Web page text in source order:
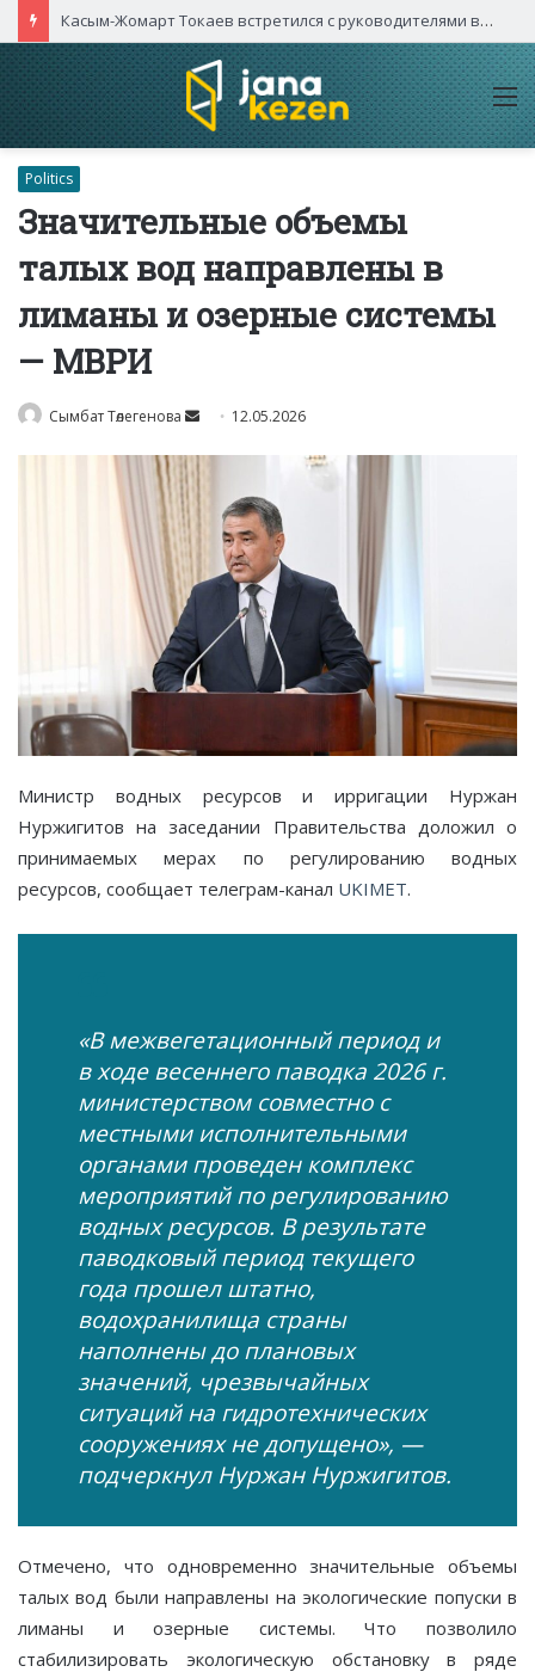
Касым-Жомарт Токаев встретился с руководителями высокотехнологичных компаний Китая
Politics
Значительные объемы
талых вод направлены в
лиманы и озерные системы
— МВРИ
Сымбат Төлегенова
Send 12.05.2026
Министр водных ресурсов и ирригации Нуржан
Нуржигитов на заседании Правительства доложил о
принимаемых мерах по регулированию водных
ресурсов, сообщает телеграм-канал UKIMET.
«В межвегетационный период и
в ходе весеннего паводка 2026 г.
министерством совместно с
местными исполнительными
органами проведен комплекс
мероприятий по регулированию
водных ресурсов. В результате
паводковый период текущего
года прошел штатно,
водохранилища страны
наполнены до плановых
значений, чрезвычайных
ситуаций на гидротехнических
сооружениях не допущено», —
подчеркнул Нуржан Нуржигитов.
Отмечено, что одновременно значительные объемы
талых вод были направлены на экологические попуски в
лиманы и озерные системы. Что позволило
стабилизировать экологическую обстановку в ряде